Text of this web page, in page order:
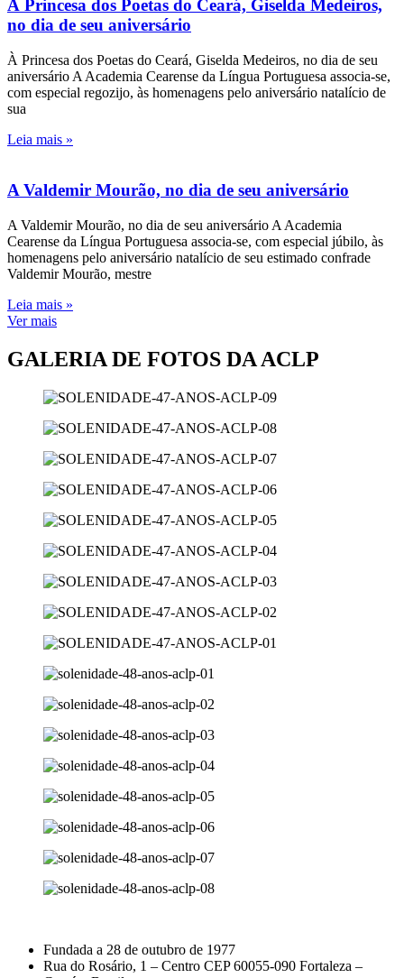
À Princesa dos Poetas do Ceará, Giselda Medeiros,
no dia de seu aniversário
À Princesa dos Poetas do Ceará, Giselda Medeiros, no dia de seu
aniversário A Academia Cearense da Língua Portuguesa associa-se,
com especial regozijo, às homenagens pelo aniversário natalício de
sua
Leia mais »
A Valdemir Mourão, no dia de seu aniversário
A Valdemir Mourão, no dia de seu aniversário A Academia
Cearense da Língua Portuguesa associa-se, com especial júbilo, às
homenagens pelo aniversário natalício de seu estimado confrade
Valdemir Mourão, mestre
Leia mais »
Ver mais
GALERIA DE FOTOS DA ACLP
Fundada a 28 de outubro de 1977
Rua do Rosário, 1 – Centro CEP 60055-090 Fortaleza –